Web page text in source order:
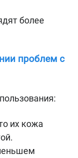
более
проблем с
их кожа